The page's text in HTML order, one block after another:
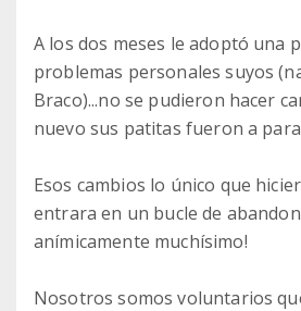
A los dos meses le adoptó una
problemas personales suyos
Braco)...no se pudieron hacer
nuevo sus patitas fueron a
Esos cambios lo único que
entrara en un bucle de
anímicamente muchísimo!
Nosotros somos voluntarios